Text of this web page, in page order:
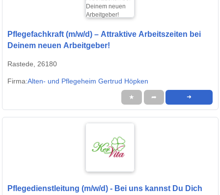
Pflegefachkraft (m/w/d) – Attraktive Arbeitszeiten bei
Deinem neuen Arbeitgeber!
Rastede, 26180
Firma:Alten- und Pflegeheim Gertrud Höpken
★ ➦ ➜
Pflegedienstleitung (m/w/d) - Bei uns kannst Du Dich